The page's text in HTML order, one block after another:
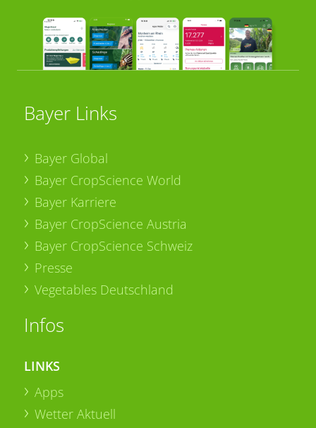
Bayer Links
Bayer Global
Bayer CropScience World
Bayer Karriere
Bayer CropScience Austria
Bayer CropScience Schweiz
Presse
Vegetables Deutschland
Infos
LINKS
Apps
Wetter Aktuell